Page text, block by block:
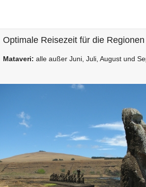
Optimale Reisezeit für die Regionen
Mataveri: alle außer Juni, Juli, August und